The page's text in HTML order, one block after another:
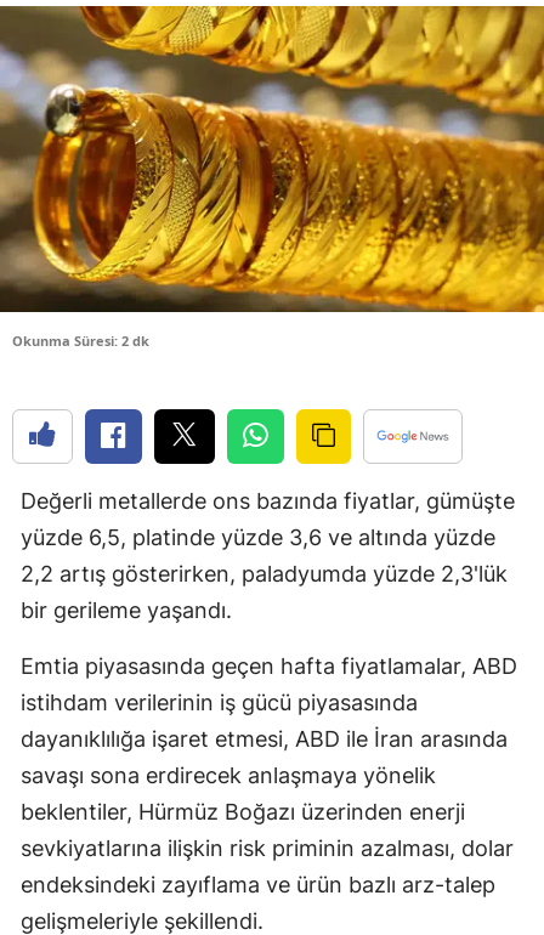
Bilecik
Bingöl
Bitlis
Bolu
Burdur
Bursa
Çanakkale
Çorum
Denizli
Diyarbakır
Edirne
Erzincan
Gaziantep
Giresun
Okunma Süresi: 2 dk
Değerli metallerde ons bazında fiyatlar, gümüşte
yüzde 6,5, platinde yüzde 3,6 ve altında yüzde
2,2 artış gösterirken, paladyumda yüzde 2,3'lük
bir gerileme yaşandı.
Emtia piyasasında geçen hafta fiyatlamalar, ABD
istihdam verilerinin iş gücü piyasasında
dayanıklılığa işaret etmesi, ABD ile İran arasında
savaşı sona erdirecek anlaşmaya yönelik
beklentiler, Hürmüz Boğazı üzerinden enerji
sevkiyatlarına ilişkin risk priminin azalması, dolar
endeksindeki zayıflama ve ürün bazlı arz-talep
gelişmeleriyle şekillendi.